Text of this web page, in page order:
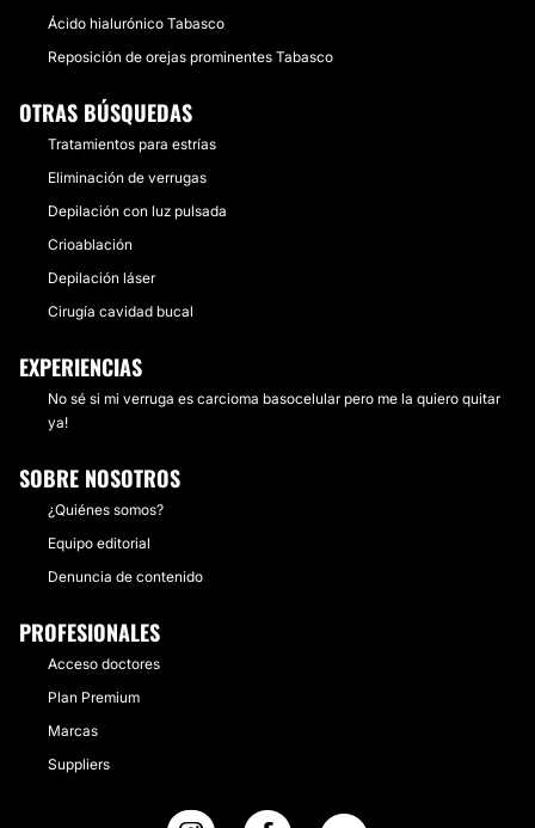
Ácido hialurónico Tabasco
Reposición de orejas prominentes Tabasco
OTRAS BÚSQUEDAS
Tratamientos para estrías
Eliminación de verrugas
Depilación con luz pulsada
Crioablación
Depilación láser
Cirugía cavidad bucal
EXPERIENCIAS
No sé si mi verruga es carcioma basocelular pero me la quiero quitar
ya!
SOBRE NOSOTROS
¿Quiénes somos?
Equipo editorial
Denuncia de contenido
PROFESIONALES
Acceso doctores
Plan Premium
Marcas
Suppliers